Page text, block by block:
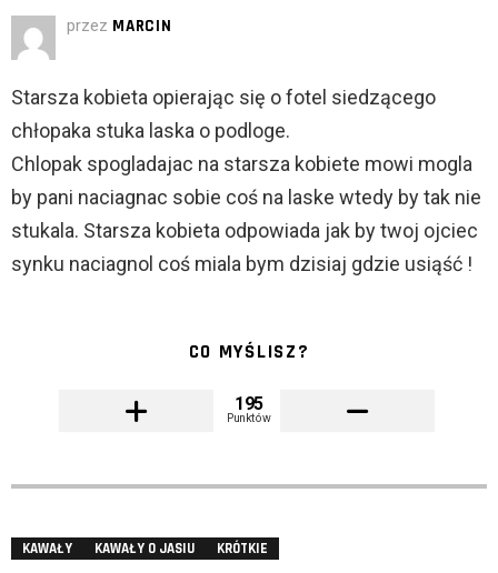
przez MARCIN
Starsza kobieta opierając się o fotel siedzącego
chłopaka stuka laska o podloge.
Chlopak spogladajac na starsza kobiete mowi mogla
by pani naciagnac sobie coś na laske wtedy by tak nie
stukala. Starsza kobieta odpowiada jak by twoj ojciec
synku naciagnol coś miala bym dzisiaj gdzie usiąść !
CO MYŚLISZ?
195
Punktów
KAWAŁY KAWAŁY O JASIU KRÓTKIE